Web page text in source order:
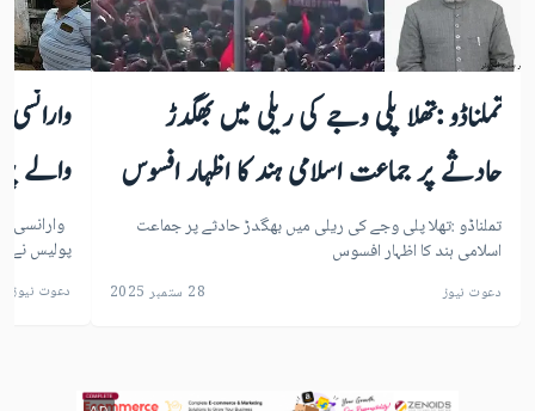
تملناڈو :تھلا پلی وجے کی ریلی میں بھگدڑ
حادثے پر جماعت اسلامی ہند کا اظہار افسوس
تملناڈو :تھلا پلی وجے کی ریلی میں بھگدڑ حادثے پر جماعت
اسلامی ہند کا اظہار افسوس
دعوت نیوز 28 ستمبر 2025
والے
وارانسی
پولیس نے
دعوت نیوز